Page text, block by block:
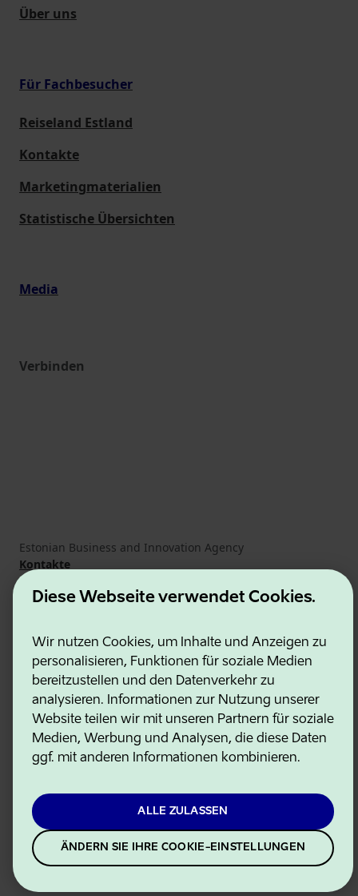
Diese Webseite verwendet Cookies.
Wir nutzen Cookies, um Inhalte und Anzeigen zu
personalisieren, Funktionen für soziale Medien
bereitzustellen und den Datenverkehr zu
analysieren. Informationen zur Nutzung unserer
Website teilen wir mit unseren Partnern für soziale
Medien, Werbung und Analysen, die diese Daten
ggf. mit anderen Informationen kombinieren.
ALLE ZULASSEN
ÄNDERN SIE IHRE COOKIE-EINSTELLUNGEN
Über uns
Für Fachbesucher
Reiseland Estland
Kontakte
Marketingmaterialien
Statistische Übersichten
Media
Verbinden
Estonian Business and Innovation Agency
Kontakte
Kooperationspartner
Nutzungsbedingungen